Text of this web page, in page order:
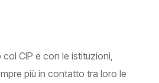
CIP e con le istituzioni,
più in contatto tra loro le